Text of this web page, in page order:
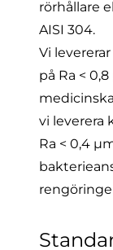
rörhållare
AISI 304.
Vi
på Ra <
vi leverera
Ra < 0,4